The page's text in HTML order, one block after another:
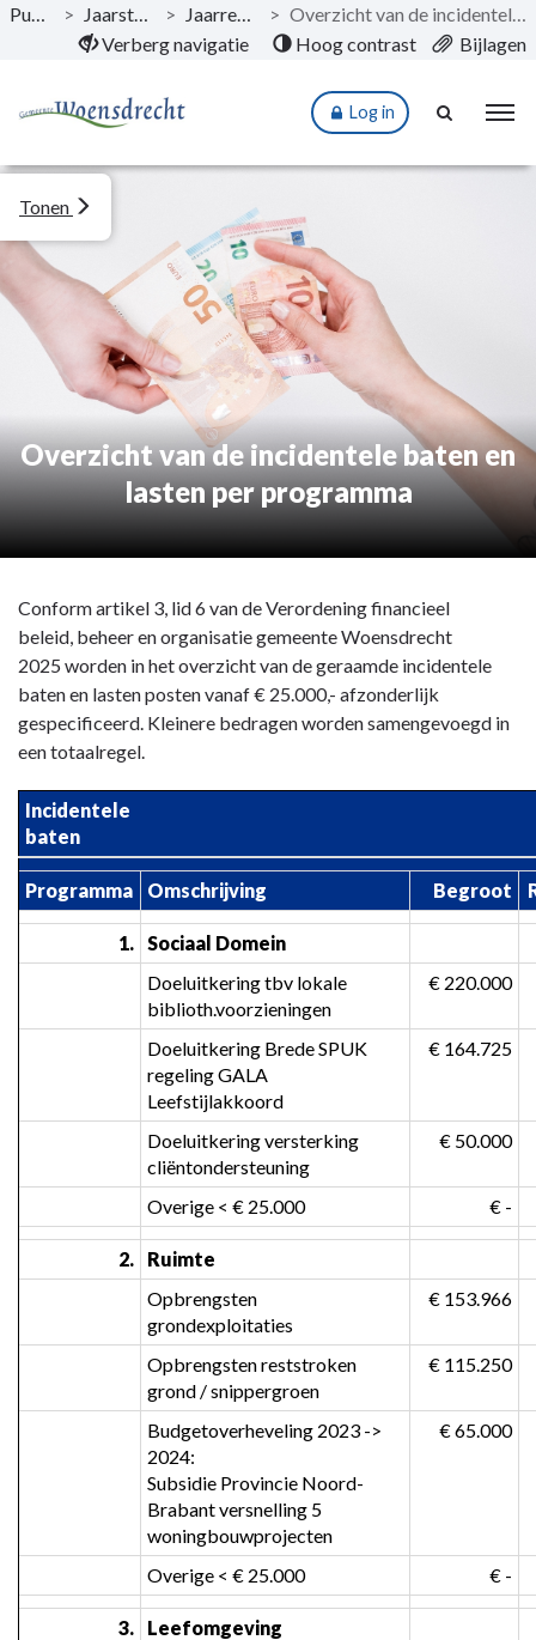
Naar hoofdinhoud
Publicaties > Jaarstukken 2024 > Jaarrekening 2024 >
Overzicht van de incidentele baten en lasten per programma
Verberg navigatie
Hoog contrast Bijlagen
Log in
Overzicht van de incidentele baten en
lasten per programma
Tonen
Conform artikel 3, lid 6 van de Verordening financieel
beleid, beheer en organisatie gemeente Woensdrecht
2025 worden in het overzicht van de geraamde incidentele
baten en lasten posten vanaf € 25.000,- afzonderlijk
gespecificeerd. Kleinere bedragen worden samengevoegd in
een totaalregel.
Incidentele
baten
Programma Omschrijving Begroot
1. Sociaal Domein
Doeluitkering tbv lokale
biblioth.voorzieningen
€ 220.000
Doeluitkering Brede SPUK
regeling GALA
Leefstijlakkoord
€ 164.725
Doeluitkering versterking
cliëntondersteuning
€ 50.000
Overige < € 25.000 € -
2.
Ruimte
Opbrengsten
grondexploitaties
€ 153.966
Opbrengsten reststroken
grond / snippergroen
€ 115.250
Budgetoverheveling 2023 ->
2024:
Subsidie Provincie Noord-
Brabant versnelling 5
woningbouwprojecten
€ 65.000
Overige < € 25.000 € -
3.
Leefomgeving